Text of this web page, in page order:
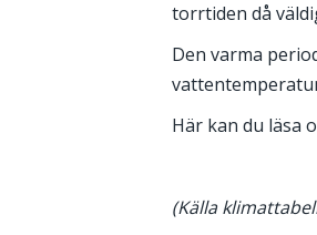
torrtiden då
Den varma
Här kan du läsa
(Källa